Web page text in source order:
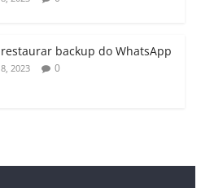
backup do WhatsApp
2023 0